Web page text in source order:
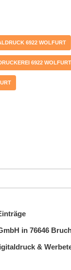
6922 WOLFURT
6922 WOLFURT
in 76646
&